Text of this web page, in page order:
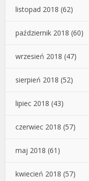
listopad 2018 (62)
październik 2018 (60)
wrzesień 2018 (47)
sierpień 2018 (52)
lipiec 2018 (43)
czerwiec 2018 (57)
maj 2018 (61)
kwiecień 2018 (57)